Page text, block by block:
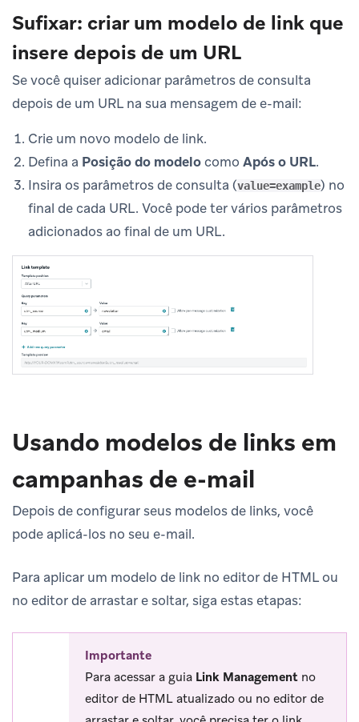
Sufixar: criar um modelo de link que
insere depois de um URL
Se você quiser adicionar parâmetros de consulta
depois de um URL na sua mensagem de e-mail:
Crie um novo modelo de link.
Defina a Posição do modelocomo Após o URL.
Insira os parâmetros de consulta (value=example) no
final de cada URL. Você pode ter vários parâmetros
adicionados ao final de um URL.
Usando modelos de links em
campanhas de e-mail
Depois de configurar seus modelos de links, você
pode aplicá-los no seu e-mail.
Para aplicar um modelo de link no editor de HTML ou
no editor de arrastar e soltar, siga estas etapas:
Importante
Para acessar a guia Link Management no
editor de HTML atualizado ou no editor de